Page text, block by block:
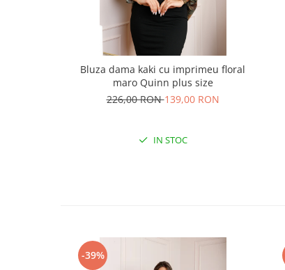
Bluza dama kaki cu imprimeu floral
maro Quinn plus size
226,00 RON139,00 RON
IN STOC
-39%